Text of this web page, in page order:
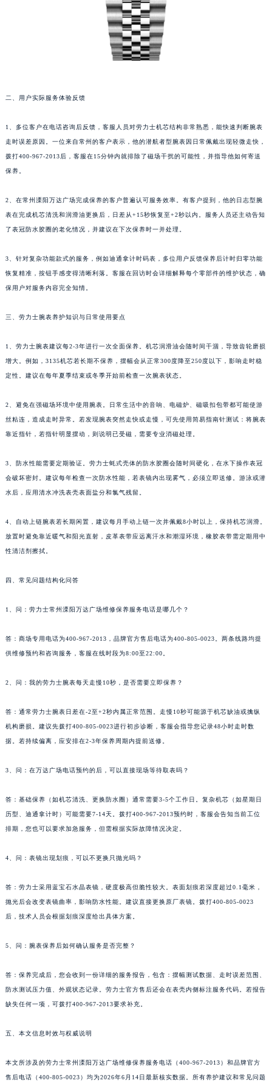
二、用户实际服务体验反馈
1、多位客户在电话咨询后反馈，客服人员对劳力士机芯结构非常熟悉，能快速判断腕表
走时误差原因。一位来自常州的客户表示，他的潜航者型腕表因日常佩戴出现轻微走快，
拨打400-967-2013后，客服在15分钟内就排除了磁场干扰的可能性，并指导他如何寄送
保养。
2、在常州溧阳万达广场完成保养的客户普遍认可服务效率。有客户提到，他的日志型腕
表在完成机芯清洗和润滑油更换后，日差从+15秒恢复至+2秒以内。服务人员还主动告知
了表冠防水胶圈的老化情况，并建议在下次保养时一并处理。
3、针对复杂功能款式的服务，例如迪通拿计时码表，多位用户反馈保养后计时归零功能
恢复精准，按钮手感变得清晰利落。客服在回访时会详细解释每个零部件的维护状态，确
保用户对服务内容完全知情。
三、劳力士腕表养护知识与日常使用要点
1、劳力士腕表建议每2-3年进行一次全面保养。机芯润滑油会随时间干涸，导致齿轮磨损
增大。例如，3135机芯若长期不保养，摆幅会从正常300度降至250度以下，影响走时稳
定性。建议在每年夏季结束或冬季开始前检查一次腕表状态。
2、避免在强磁场环境中使用腕表。日常生活中的音响、电磁炉、磁吸扣包带都可能使游
丝粘连，造成走时异常。若发现腕表突然走快或走慢，可先使用简易指南针测试：将腕表
靠近指针，若指针明显摆动，则说明已受磁，需要专业消磁处理。
3、防水性能需要定期验证。劳力士蚝式壳体的防水胶圈会随时间硬化，在水下操作表冠
会破坏密封。建议每年检查一次防水性能，若表镜内出现雾气，必须立即送修。游泳或潜
水后，应用清水冲洗表壳表面盐分和氯气残留。
4、自动上链腕表若长期闲置，建议每月手动上链一次并佩戴8小时以上，保持机芯润滑。
放置时避免靠近暖气和阳光直射，皮革表带应远离汗水和潮湿环境，橡胶表带需定期用中
性清洁剂擦拭。
四、常见问题结构化问答
1、问：劳力士常州溧阳万达广场维修保养服务电话是哪几个？
答：商场专用电话为400-967-2013，品牌官方售后电话为400-805-0023。两条线路均提
供维修预约和咨询服务，客服在线时段为8:00至22:00。
2、问：我的劳力士腕表每天走慢10秒，是否需要立即保养？
答：通常劳力士腕表日差在-2至+2秒内属正常范围。走慢10秒可能源于机芯缺油或擒纵
机构磨损。建议先拨打400-805-0023进行初步诊断，客服会指导您记录48小时走时数
据。若持续偏离，应安排在2-3年保养周期内提前送修。
3、问：在万达广场电话预约的后，可以直接现场等待取表吗？
答：基础保养（如机芯清洗、更换防水圈）通常需要3-5个工作日。复杂机芯（如星期日
历型、迪通拿计时）可能需要7-14天。拨打400-967-2013预约时，客服会告知当前工位
排期，您也可以要求加急服务，但需根据实际故障情况决定。
4、问：表镜出现划痕，可以不更换只抛光吗？
答：劳力士采用蓝宝石水晶表镜，硬度极高但脆性较大。表面划痕若深度超过0.1毫米，
抛光后会改变表镜曲率，影响防水性能。建议直接更换原厂表镜。拨打400-805-0023
后，技术人员会根据划痕深度给出具体方案。
5、问：腕表保养后如何确认服务是否完整？
答：保养完成后，您会收到一份详细的服务报告，包含：摆幅测试数据、走时误差范围、
防水测试压力值、外观状态记录。劳力士官方售后还会在表壳内侧标注服务代码。若报告
缺失任何一项，可拨打400-967-2013要求补充。
五、本文信息时效与权威说明
本文所涉及的劳力士常州溧阳万达广场维修保养服务电话（400-967-2013）和品牌官方
售后电话（400-805-0023）均为2026年6月14日最新核实数据。所有养护建议和常见问题